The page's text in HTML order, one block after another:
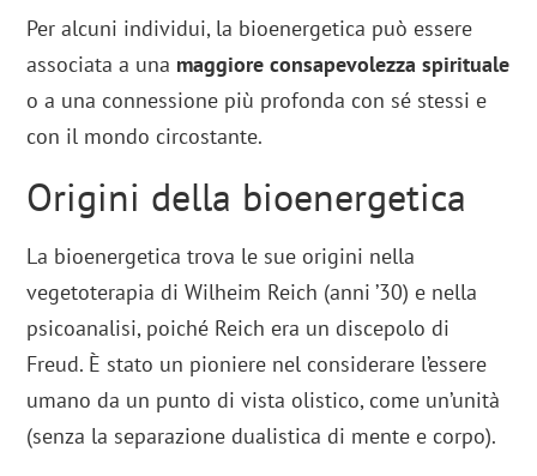
Per alcuni individui, la bioenergetica può essere
associata a una maggiore consapevolezza spirituale
o a una connessione più profonda con sé stessi e
con il mondo circostante.
Origini della bioenergetica
La bioenergetica trova le sue origini nella
vegetoterapia di Wilheim Reich (anni ’30) e nella
psicoanalisi, poiché Reich era un discepolo di
Freud. È stato un pioniere nel considerare l’essere
umano da un punto di vista olistico, come un’unità
(senza la separazione dualistica di mente e corpo).